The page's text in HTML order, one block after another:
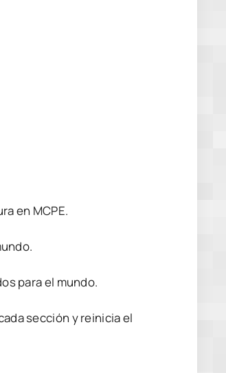
en MCPE.
para el mundo.
sección y reinicia el